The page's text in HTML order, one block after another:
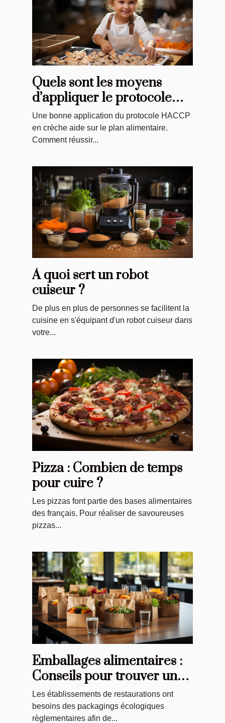
Quels sont les moyens
d’appliquer le protocole
HACCP en crèche pour
assurer une bonne denrée
alimentaire ?
Une bonne application du protocole HACCP
en crèche aide sur le plan alimentaire.
Comment réussir...
À quoi sert un robot
cuiseur ?
De plus en plus de personnes se facilitent la
cuisine en s'équipant d'un robot cuiseur dans
votre...
Pizza : Combien de temps
pour cuire ?
Les pizzas font partie des bases alimentaires
des français. Pour réaliser de savoureuses
pizzas...
Emballages alimentaires :
Conseils pour trouver un
bon emballage pour votre
restaurant
Les établissements de restaurations ont
besoins des packagings écologiques
règlementaires afin de...